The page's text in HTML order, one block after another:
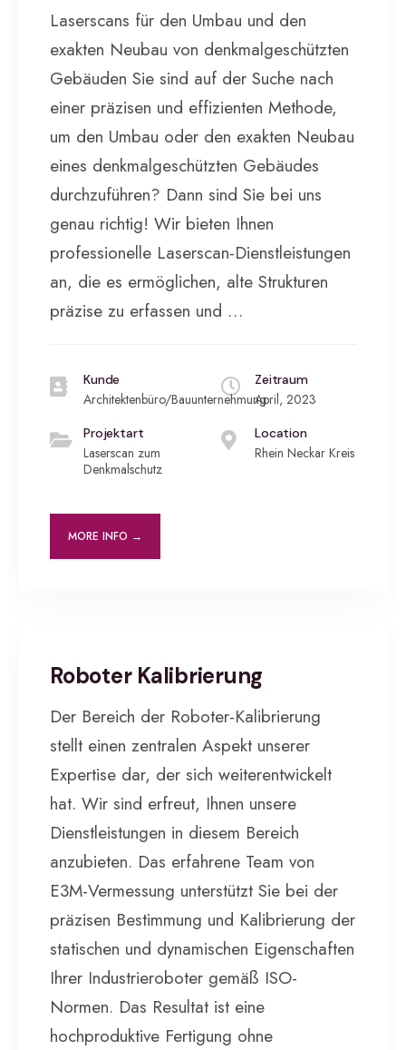
Laserscans für den Umbau und den
exakten Neubau von denkmalgeschützten
Gebäuden Sie sind auf der Suche nach
einer präzisen und effizienten Methode,
um den Umbau oder den exakten Neubau
eines denkmalgeschützten Gebäudes
durchzuführen? Dann sind Sie bei uns
genau richtig! Wir bieten Ihnen
professionelle Laserscan-Dienstleistungen
an, die es ermöglichen, alte Strukturen
präzise zu erfassen und …
Kunde
Architektenbüro/Bauunternehmung
Zeitraum
April, 2023
Projektart
Laserscan zum
Denkmalschutz
Location
Rhein Neckar Kreis
MORE INFO →
Roboter Kalibrierung
Der Bereich der Roboter-Kalibrierung
stellt einen zentralen Aspekt unserer
Expertise dar, der sich weiterentwickelt
hat. Wir sind erfreut, Ihnen unsere
Dienstleistungen in diesem Bereich
anzubieten. Das erfahrene Team von
E3M-Vermessung unterstützt Sie bei der
präzisen Bestimmung und Kalibrierung der
statischen und dynamischen Eigenschaften
Ihrer Industrieroboter gemäß ISO-
Normen. Das Resultat ist eine
hochproduktive Fertigung ohne